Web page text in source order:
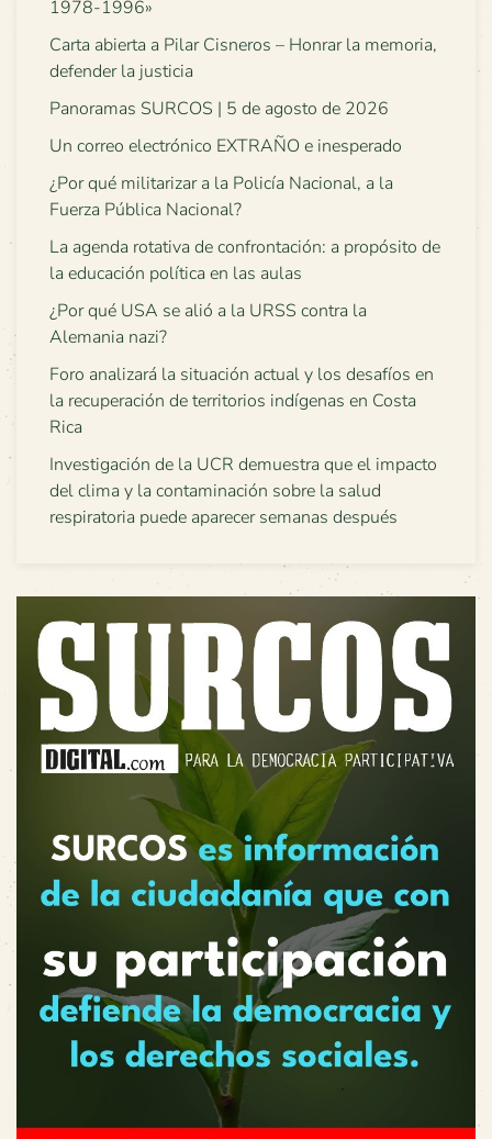
1978-1996»
Carta abierta a Pilar Cisneros – Honrar la memoria,
defender la justicia
Panoramas SURCOS | 5 de agosto de 2026
Un correo electrónico EXTRAÑO e inesperado
¿Por qué militarizar a la Policía Nacional, a la
Fuerza Pública Nacional?
La agenda rotativa de confrontación: a propósito de
la educación política en las aulas
¿Por qué USA se alió a la URSS contra la
Alemania nazi?
Foro analizará la situación actual y los desafíos en
la recuperación de territorios indígenas en Costa
Rica
Investigación de la UCR demuestra que el impacto
del clima y la contaminación sobre la salud
respiratoria puede aparecer semanas después